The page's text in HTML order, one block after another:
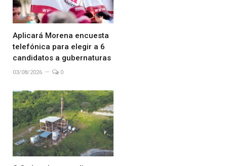
Aplicará Morena encuesta
telefónica para elegir a 6
candidatos a gubernaturas
03/08/2026 0